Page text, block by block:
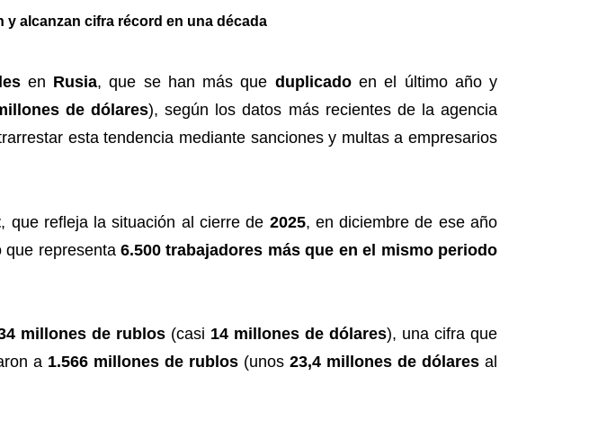
alcanzan cifra récord en una década
en Rusia, que se han más que duplicadoen el último año y
de dólares), según los datos más recientes de la agencia
esta tendencia mediante sanciones y multas a empresarios
, que refleja la situación al cierre de 2025, en diciembre de ese año
que representa6.500 trabajadores más que en el mismo periodo
millones de rublos (casi 14 millones de dólares), una cifra que
a 1.566 millones de rublos (unos 23,4 millones de dólares al